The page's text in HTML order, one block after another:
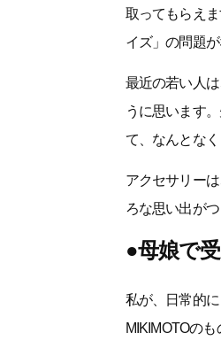
取ってもらえ
イズ」の問題
最近の若い人
うに思います
て、なんとな
アクセサリー
ろな思い出が
●母娘で
私が、日常的
MIKIMOTOの